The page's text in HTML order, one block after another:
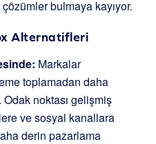
bulmaya kayıyor.
Alternatifleri
Markalar
toplamadan daha
noktası gelişmiş
ve sosyal kanallara
derin pazarlama